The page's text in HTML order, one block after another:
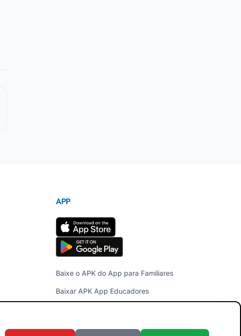
APP
Baixe o APK do App para Familiares
Baixar APK App Educadores